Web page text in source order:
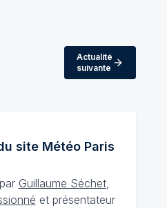
Actualité
suivante
site MétéoParis
Guillaume Séchet,
et présentateur